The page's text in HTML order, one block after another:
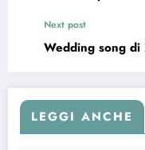
Next post
Wedding song di
LEGGI ANCHE